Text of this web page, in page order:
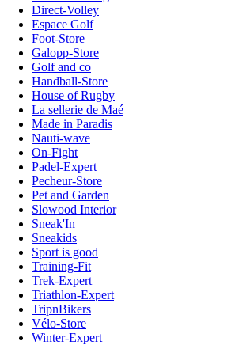
Direct-Volley
Espace Golf
Foot-Store
Galopp-Store
Golf and co
Handball-Store
House of Rugby
La sellerie de Maé
Made in Paradis
Nauti-wave
On-Fight
Padel-Expert
Pecheur-Store
Pet and Garden
Slowood Interior
Sneak'In
Sneakids
Sport is good
Training-Fit
Trek-Expert
Triathlon-Expert
TripnBikers
Vélo-Store
Winter-Expert